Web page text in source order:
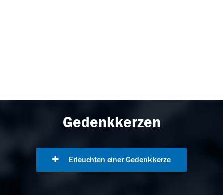
Gedenkkerzen
Erleuchten einer Gedenkkerze